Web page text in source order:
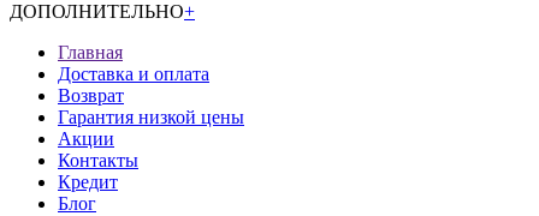
ДОПОЛНИТЕЛЬНО+
Главная
Доставка и оплата
Возврат
Гарантия низкой цены
Акции
Контакты
Кредит
Блог